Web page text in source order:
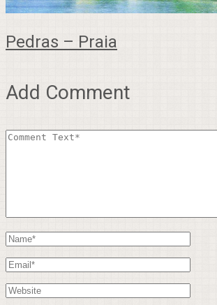
Pedras – Praia
Add Comment